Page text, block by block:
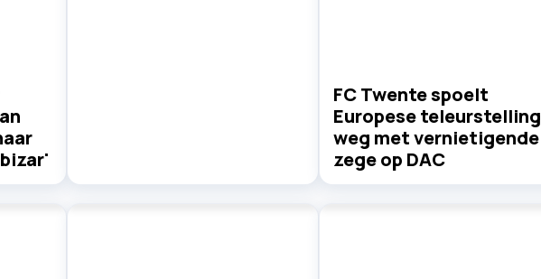
FC Twente spoelt
Europese teleurstelling
weg met vernietigende
zege op DAC